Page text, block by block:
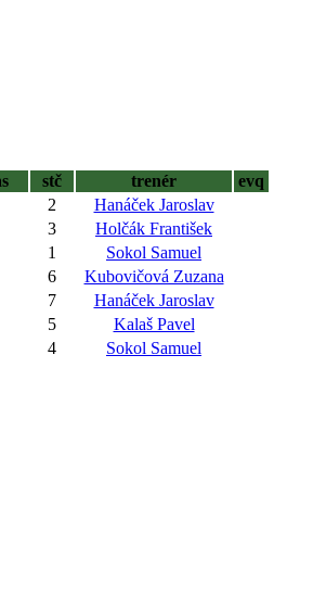
stč trenér
evq
2
Hanáček Jaroslav
3
Holčák František
1
Sokol Samuel
6
Kubovičová Zuzana
7
Hanáček Jaroslav
5
Kalaš Pavel
4
Sokol Samuel